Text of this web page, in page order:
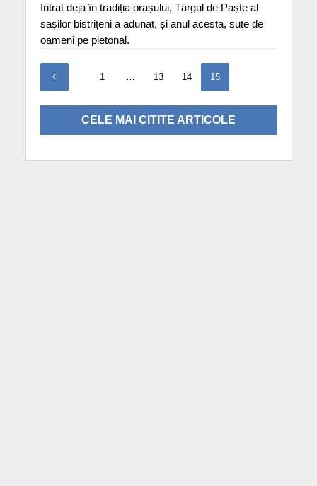
Intrat deja în tradiția orașului, Târgul de Paște al
sașilor bistrițeni a adunat, și anul acesta, sute de
oameni pe pietonal.
1 … 13 14 15
CELE MAI CITITE ARTICOLE